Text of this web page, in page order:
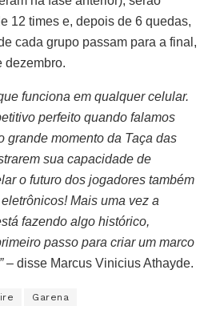
12 times e, depois de 6 quedas,
cada grupo passam para a final,
dezembro.
funciona em qualquer celular.
perfeito quando falamos
grande momento da Taça das
sua capacidade de
o futuro dos jogadores também
Mais uma vez a
fazendo algo histórico,
passo para criar um marco
– disse Marcus Vinicius Athayde.
Garena